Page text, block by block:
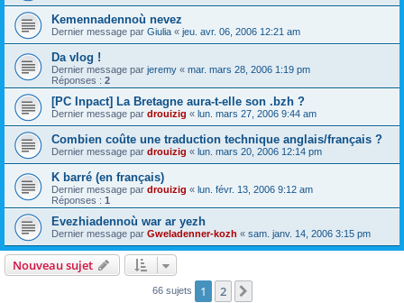
Kemennadennoù nevez
Dernier message par Giulia « jeu. avr. 06, 2006 12:21 am
Da vlog !
Dernier message par jeremy « mar. mars 28, 2006 1:19 pm
Réponses : 2
[PC Inpact] La Bretagne aura-t-elle son .bzh ?
Dernier message par drouizig « lun. mars 27, 2006 9:44 am
Combien coûte une traduction technique anglais/français ?
Dernier message par drouizig « lun. mars 20, 2006 12:14 pm
K barré (en français)
Dernier message par drouizig « lun. févr. 13, 2006 9:12 am
Réponses : 1
Evezhiadennoù war ar yezh
Dernier message par Gweladenner-kozh « sam. janv. 14, 2006 3:15 pm
Nouveau sujet
66 sujets 1 2